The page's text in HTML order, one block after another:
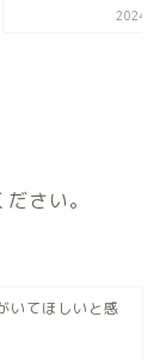
2024-
さい。
いてほしいと感